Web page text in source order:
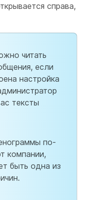
справа,
читать
если
настройка
тексты
по-
компании,
быть одна из